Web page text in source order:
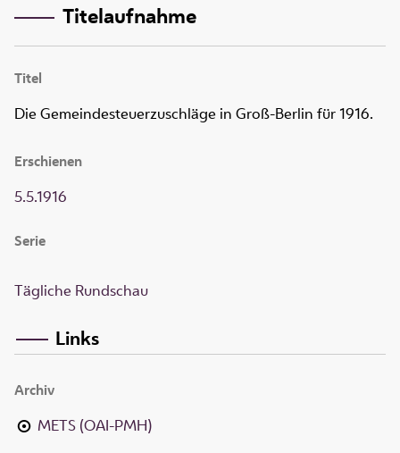
Titelaufnahme
Titel
Die Gemeindesteuerzuschläge in Groß-Berlin für 1916.
Erschienen
5.5.1916
Serie
Tägliche Rundschau
Links
Archiv
METS (OAI-PMH)